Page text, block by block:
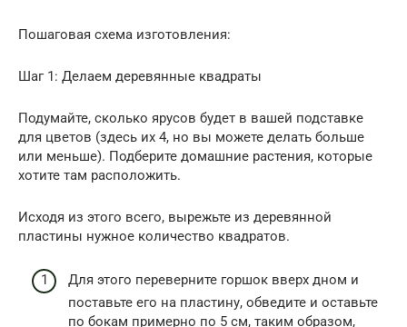
Пошаговая схема изготовления:
Шаг 1: Делаем деревянные квадраты
Подумайте, сколько ярусов будет в вашей подставке
для цветов (здесь их 4, но вы можете делать больше
или меньше). Подберите домашние растения, которые
хотите там расположить.
Исходя из этого всего, вырежьте из деревянной
пластины нужное количество квадратов.
Для этого переверните горшок вверх дном и
поставьте его на пластину, обведите и оставьте
по бокам примерно по 5 см, таким образом,